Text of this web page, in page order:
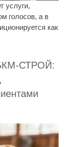
услуги,
голосов, а в
как
СТРОЙ: